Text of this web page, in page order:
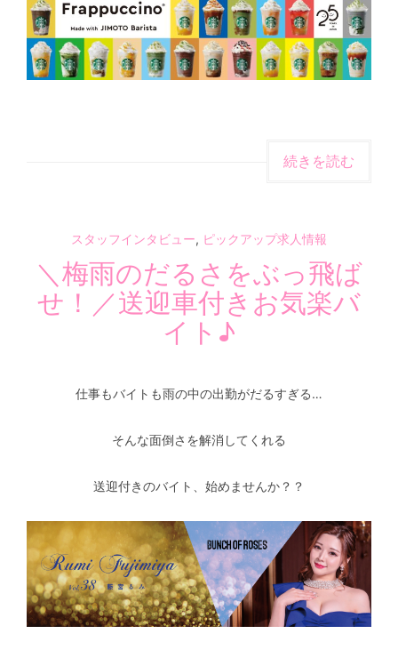
続きを読む
スタッフインタビュー, ピックアップ求人情報
＼梅雨のだるさをぶっ飛ば
せ！／送迎車付きお気楽バ
イト♪
仕事もバイトも雨の中の出勤がだるすぎる…
そんな面倒さを解消してくれる
送迎付きのバイト、始めませんか？？